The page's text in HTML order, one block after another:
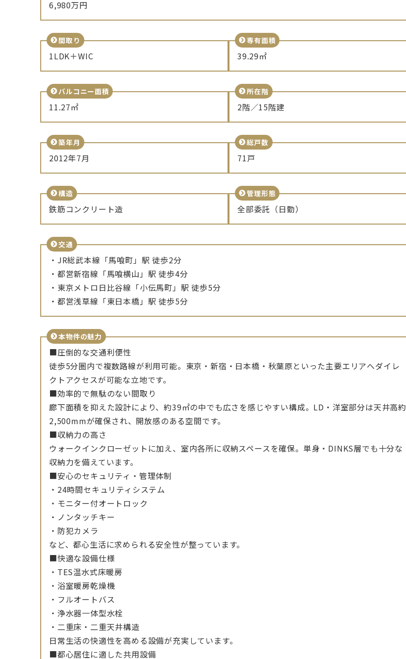
6,980万円
間取り
1LDK＋WIC
専有面積
39.29㎡
バルコニー面積
11.27㎡
所在階
2階／15階建
築年月
2012年7月
総戸数
71戸
構造
鉄筋コンクリート造
管理形態
全部委託（日勤）
交通
・JR総武本線「馬喰町」駅 徒歩2分
・都営新宿線「馬喰横山」駅 徒歩4分
・東京メトロ日比谷線「小伝馬町」駅 徒歩5分
・都営浅草線「東日本橋」駅 徒歩5分
本物件の魅力
■圧倒的な交通利便性
徒歩5分圏内で複数路線が利用可能。東京・新宿・日本橋・秋葉原といった主要エリアへダイレ
クトアクセスが可能な立地です。
■効率的で無駄のない間取り
廊下面積を抑えた設計により、約39㎡の中でも広さを感じやすい構成。LD・洋室部分は天井高約
2,500mmが確保され、開放感のある空間です。
■収納力の高さ
ウォークインクローゼットに加え、室内各所に収納スペースを確保。単身・DINKS層でも十分な
収納力を備えています。
■安心のセキュリティ・管理体制
・24時間セキュリティシステム
・モニター付オートロック
・ノンタッチキー
・防犯カメラ
など、都心生活に求められる安全性が整っています。
■快適な設備仕様
・TES温水式床暖房
・浴室暖房乾燥機
・フルオートバス
・浄水器一体型水栓
・二重床・二重天井構造
日常生活の快適性を高める設備が充実しています。
■都心居住に適した共用設備